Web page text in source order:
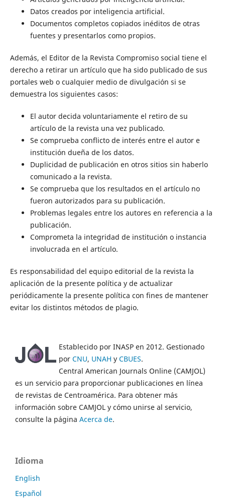
Datos creados por inteligencia artificial.
Documentos completos copiados inéditos de otras
fuentes y presentarlos como propios.
Además, el Editor de la Revista Compromiso social tiene el
derecho a retirar un artículo que ha sido publicado de sus
portales web o cualquier medio de divulgación si se
demuestra los siguientes casos:
El autor decida voluntariamente el retiro de su
artículo de la revista una vez publicado.
Se comprueba conflicto de interés entre el autor e
institución dueña de los datos.
Duplicidad de publicación en otros sitios sin haberlo
comunicado a la revista.
Se comprueba que los resultados en el artículo no
fueron autorizados para su publicación.
Problemas legales entre los autores en referencia a la
publicación.
Comprometa la integridad de institución o instancia
involucrada en el artículo.
Es responsabilidad del equipo editorial de la revista la
aplicación de la presente política y de actualizar
periódicamente la presente política con fines de mantener
evitar los distintos métodos de plagio.
Establecido por INASP en 2012. Gestionado
por CNU, UNAH y CBUES.
Central American Journals Online (CAMJOL)
es un servicio para proporcionar publicaciones en línea
de revistas de Centroamérica. Para obtener más
información sobre CAMJOL y cómo unirse al servicio,
consulte la página Acerca de.
Idioma
English
Español